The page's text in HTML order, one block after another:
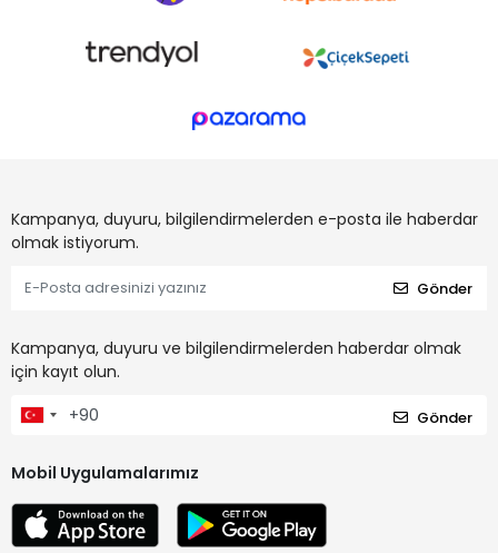
Kampanya, duyuru, bilgilendirmelerden e-posta ile haberdar
olmak istiyorum.
Gönder
Kampanya, duyuru ve bilgilendirmelerden haberdar olmak
için kayıt olun.
Gönder
Mobil Uygulamalarımız